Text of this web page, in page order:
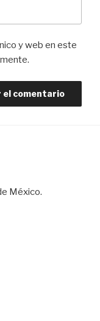
y web en este
México.